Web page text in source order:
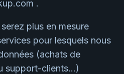
.
plus en mesure
pour lesquels nous
(achats de
support-clients…)